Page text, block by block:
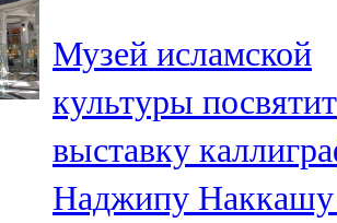
104,7 FM
Олы Әтнә
71,42 FM
Сарман
Музей исламской
культуры посвятит
выставку
Наджипу